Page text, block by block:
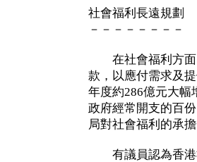
社會福利長遠規劃
－－－－－－－－
在社會福利方面
款，以應付需求及
年度約286億元大幅
政府經常開支的百
局對社會福利的承
有議員認為香港